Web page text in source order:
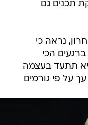
תכנים גם
נראה כי
הכי
תתעד בעצמה
על פי גורמים